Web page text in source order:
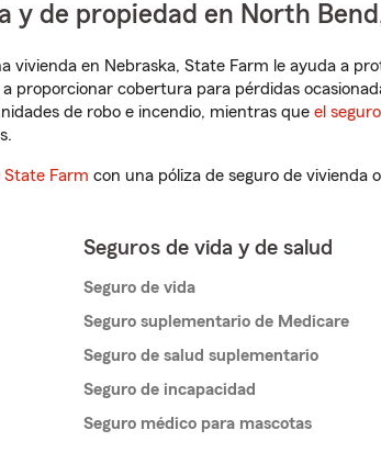
y de propiedad en North
vivienda en Nebraska, State Farm le ayuda a
proporcionar cobertura para pérdidas
de robo e incendio, mientras que el
State Farm con una póliza de seguro de vivienda
Seguros de vida y de salud
Seguro de vida
Seguro suplementario de Medicare
Seguro de salud suplementario
Seguro de incapacidad
Seguro médico para mascotas